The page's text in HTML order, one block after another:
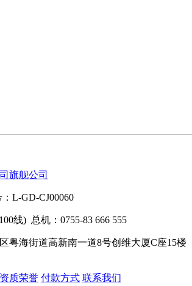
旗舰公司
L-GD-CJ00060
线) 总机：0755-83 666 555
粤海街道高新南一道8号创维大厦C座15楼
资质荣誉 付款方式 联系我们